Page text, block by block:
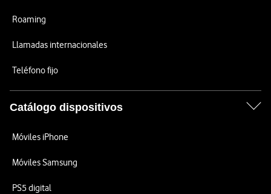
Roaming
Llamadas internacionales
Teléfono fijo
Catálogo dispositivos
Móviles iPhone
Móviles Samsung
PS5 digital